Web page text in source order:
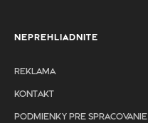
NEPREHLIADNITE
REKLAMA
KONTAKT
PODMIENKY PRE SPRACOVANIE